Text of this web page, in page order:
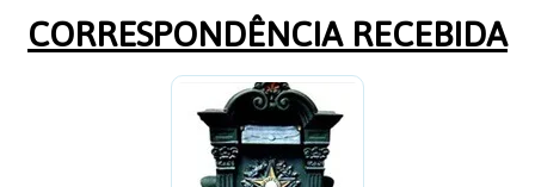
CORRESPONDÊNCIA RECEBIDA